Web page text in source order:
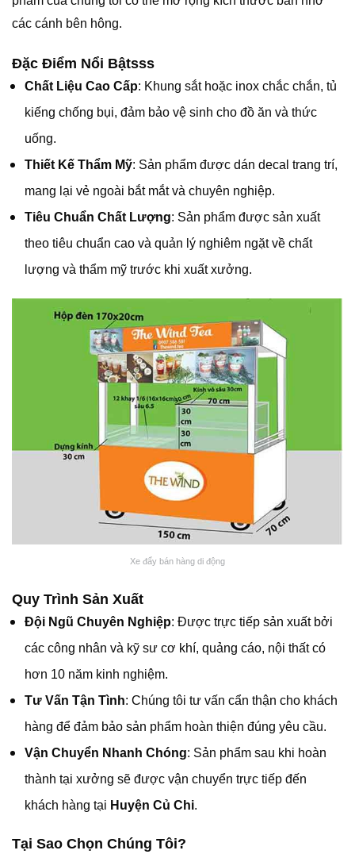
các cánh bên hông.
Đặc Điểm Nổi Bậtsss
Chất Liệu Cao Cấp: Khung sắt hoặc inox chắc chắn, tủ
kiếng chống bụi, đảm bảo vệ sinh cho đồ ăn và thức
uống.
Thiết Kế Thẩm Mỹ: Sản phẩm được dán decal trang trí,
mang lại vẻ ngoài bắt mắt và chuyên nghiệp.
Tiêu Chuẩn Chất Lượng: Sản phẩm được sản xuất
theo tiêu chuẩn cao và quản lý nghiêm ngặt về chất
lượng và thẩm mỹ trước khi xuất xưởng.
Xe đẩy bán hàng di động
Quy Trình Sản Xuất
Đội Ngũ Chuyên Nghiệp: Được trực tiếp sản xuất bởi
các công nhân và kỹ sư cơ khí, quảng cáo, nội thất có
hơn 10 năm kinh nghiệm.
Tư Vấn Tận Tình: Chúng tôi tư vấn cẩn thận cho khách
hàng để đảm bảo sản phẩm hoàn thiện đúng yêu cầu.
Vận Chuyển Nhanh Chóng: Sản phẩm sau khi hoàn
thành tại xưởng sẽ được vận chuyển trực tiếp đến
khách hàng tại Huyện Củ Chi.
Tại Sao Chọn Chúng Tôi?